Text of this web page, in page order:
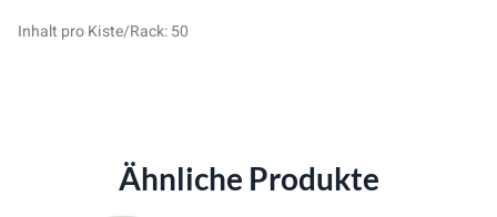
Inhalt pro Kiste/Rack: 50
Ähnliche Produkte